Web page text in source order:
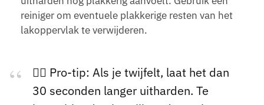
reiniger om eventuele plakkerige resten van het
lakoppervlak te verwijderen.
🕵️‍♂️ Pro-tip: Als je twijfelt, laat het dan
30 seconden langer uitharden. Te